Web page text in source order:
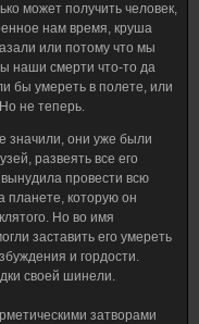
может получить человек,
нам время, круша
или потому что мы
наши смерти что-то да
бы умереть в полете, или
не теперь.
значили, они уже были
развеять все его
провести всю
планете, которую он
Но во имя
заставить его умереть
и гордости.
своей шинели.
затворами